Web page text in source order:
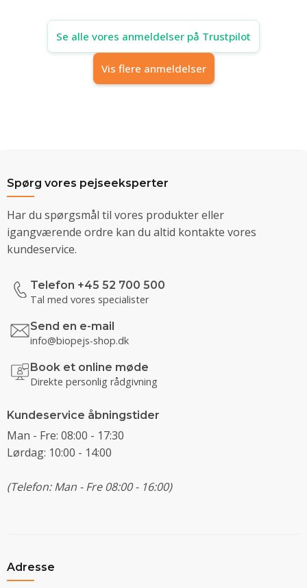
Se alle vores anmeldelser på Trustpilot
Vis flere anmeldelser
Spørg vores pejseeksperter
Har du spørgsmål til vores produkter eller
igangværende ordre kan du altid kontakte vores
kundeservice.
Telefon +45 52 700 500
Tal med vores specialister
Send en e-mail
info@biopejs-shop.dk
Book et online møde
Direkte personlig rådgivning
Kundeservice åbningstider
Man - Fre: 08:00 - 17:30
Lørdag: 10:00 - 14:00
(Telefon: Man - Fre 08:00 - 16:00)
Adresse